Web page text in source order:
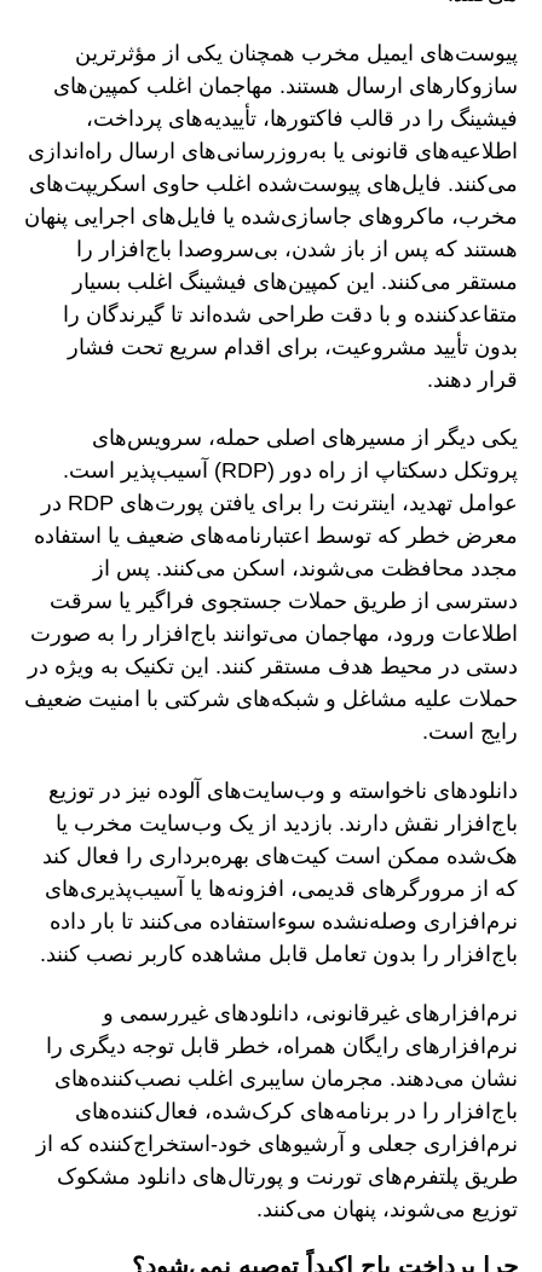
پیوست‌های ایمیل مخرب همچنان یکی از مؤثرترین
سازوکارهای ارسال هستند. مهاجمان اغلب کمپین‌های
فیشینگ را در قالب فاکتورها، تأییدیه‌های پرداخت،
اطلاعیه‌های قانونی یا به‌روزرسانی‌های ارسال راه‌اندازی
می‌کنند. فایل‌های پیوست‌شده اغلب حاوی اسکریپت‌های
مخرب، ماکروهای جاسازی‌شده یا فایل‌های اجرایی پنهان
هستند که پس از باز شدن، بی‌سروصدا باج‌افزار را
مستقر می‌کنند. این کمپین‌های فیشینگ اغلب بسیار
متقاعدکننده و با دقت طراحی شده‌اند تا گیرندگان را
بدون تأیید مشروعیت، برای اقدام سریع تحت فشار
قرار دهند.
یکی دیگر از مسیرهای اصلی حمله، سرویس‌های
پروتکل دسکتاپ از راه دور (RDP) آسیب‌پذیر است.
عوامل تهدید، اینترنت را برای یافتن پورت‌های RDP در
معرض خطر که توسط اعتبارنامه‌های ضعیف یا استفاده
مجدد محافظت می‌شوند، اسکن می‌کنند. پس از
دسترسی از طریق حملات جستجوی فراگیر یا سرقت
اطلاعات ورود، مهاجمان می‌توانند باج‌افزار را به صورت
دستی در محیط هدف مستقر کنند. این تکنیک به ویژه در
حملات علیه مشاغل و شبکه‌های شرکتی با امنیت ضعیف
رایج است.
دانلودهای ناخواسته و وب‌سایت‌های آلوده نیز در توزیع
باج‌افزار نقش دارند. بازدید از یک وب‌سایت مخرب یا
هک‌شده ممکن است کیت‌های بهره‌برداری را فعال کند
که از مرورگرهای قدیمی، افزونه‌ها یا آسیب‌پذیری‌های
نرم‌افزاری وصله‌نشده سوءاستفاده می‌کنند تا بار داده
باج‌افزار را بدون تعامل قابل مشاهده کاربر نصب کنند.
نرم‌افزارهای غیرقانونی، دانلودهای غیررسمی و
نرم‌افزارهای رایگان همراه، خطر قابل توجه دیگری را
نشان می‌دهند. مجرمان سایبری اغلب نصب‌کننده‌های
باج‌افزار را در برنامه‌های کرک‌شده، فعال‌کننده‌های
نرم‌افزاری جعلی و آرشیوهای خود-استخراج‌کننده که از
طریق پلتفرم‌های تورنت و پورتال‌های دانلود مشکوک
توزیع می‌شوند، پنهان می‌کنند.
چرا پرداخت باج اکیداً توصیه نمی‌شود؟